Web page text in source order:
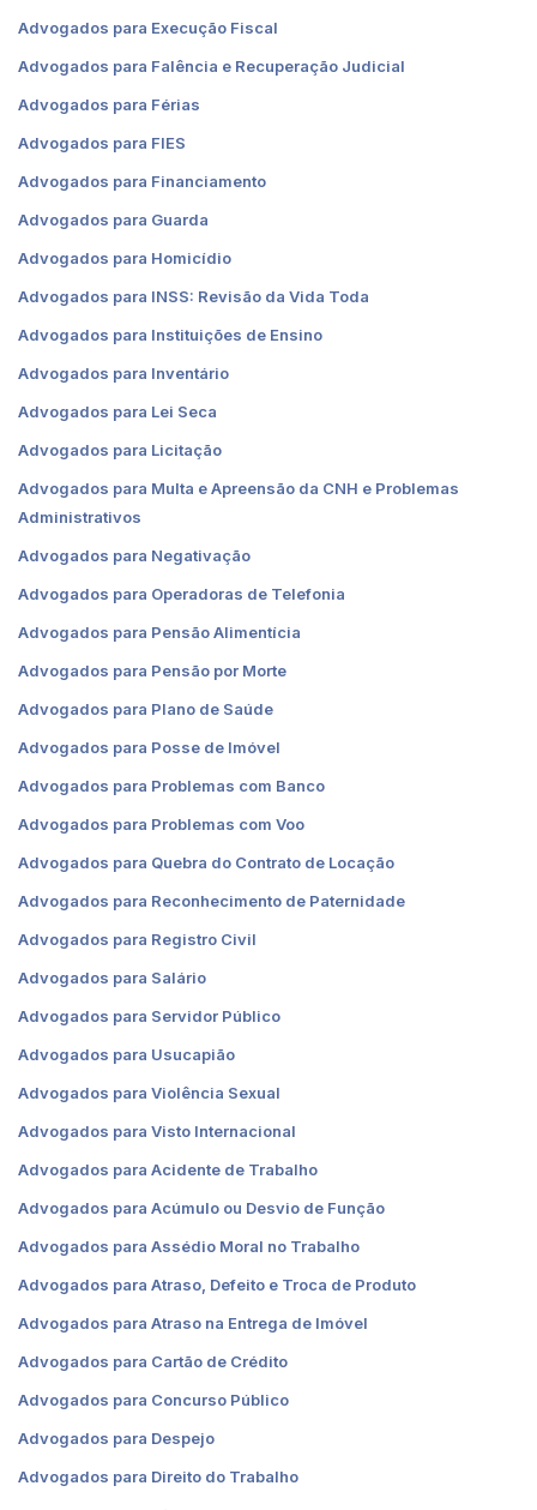
Advogados para Execução Fiscal
Advogados para Falência e Recuperação Judicial
Advogados para Férias
Advogados para FIES
Advogados para Financiamento
Advogados para Guarda
Advogados para Homicídio
Advogados para INSS: Revisão da Vida Toda
Advogados para Instituições de Ensino
Advogados para Inventário
Advogados para Lei Seca
Advogados para Licitação
Advogados para Multa e Apreensão da CNH e Problemas
Administrativos
Advogados para Negativação
Advogados para Operadoras de Telefonia
Advogados para Pensão Alimentícia
Advogados para Pensão por Morte
Advogados para Plano de Saúde
Advogados para Posse de Imóvel
Advogados para Problemas com Banco
Advogados para Problemas com Voo
Advogados para Quebra do Contrato de Locação
Advogados para Reconhecimento de Paternidade
Advogados para Registro Civil
Advogados para Salário
Advogados para Servidor Público
Advogados para Usucapião
Advogados para Violência Sexual
Advogados para Visto Internacional
Advogados para Acidente de Trabalho
Advogados para Acúmulo ou Desvio de Função
Advogados para Assédio Moral no Trabalho
Advogados para Atraso, Defeito e Troca de Produto
Advogados para Atraso na Entrega de Imóvel
Advogados para Cartão de Crédito
Advogados para Concurso Público
Advogados para Despejo
Advogados para Direito do Trabalho